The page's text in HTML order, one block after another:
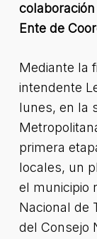
Ente de
Mediante la
intendente
lunes, en la
primera
locales, un
el municipio
Nacional de
del Consejo